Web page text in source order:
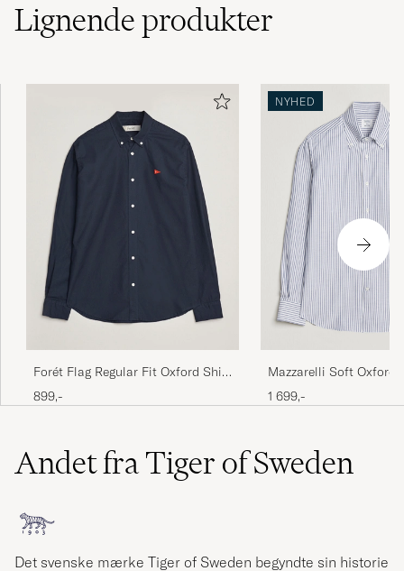
Lignendeprodukter
Forét Flag Regular Fit Oxford Shirt
Navy
899,-
NYHED
Mazzarelli Soft Oxford
Down Shirt Blue Stripe
1 699,-
Andet fra Tiger of Sweden
Det svenske mærke Tiger of Sweden begyndte sin historie